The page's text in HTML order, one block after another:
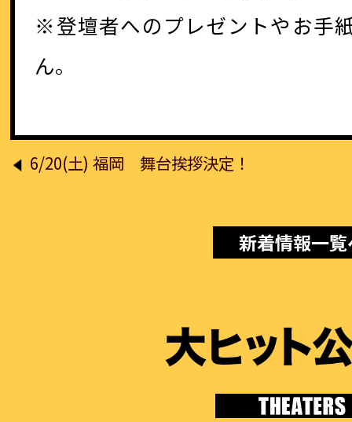
※登壇者へのプレゼントやお手
ん。
投6/20(土) 福岡 舞台挨拶決定！
新着情報一覧